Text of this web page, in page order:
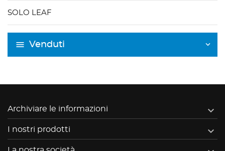
SOLO LEAF
Venduti
Archiviare le informazioni 
I nostri prodotti 